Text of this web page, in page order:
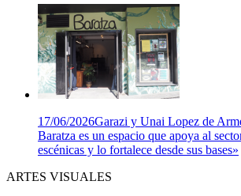
17/06/2026Garazi y Unai Lopez de
Baratza es un espacio que apoya al
escénicas y lo fortalece desde sus bases»
ARTES VISUALES